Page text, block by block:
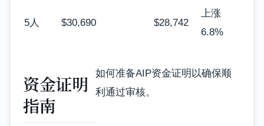
5人 $30,690 $28,742
上涨
6.8%
资金证明
指南
如何准备AIP资金证明以确保顺
利通过审核。